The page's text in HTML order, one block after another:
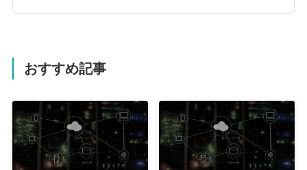
おすすめ記事